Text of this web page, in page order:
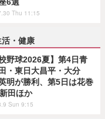
Thu 11:15
活・健康
校野球2026夏】第4日青
・東日大昌平・大分
明が勝利、第5日は花巻
田ほか
Sun 9:15